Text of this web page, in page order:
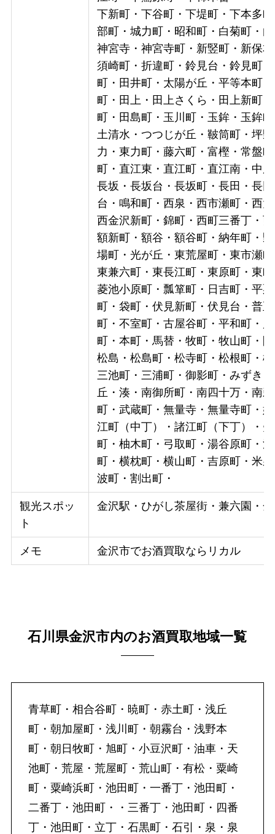
下新町・下谷町・下堤町・下本多
部町・城力町・昭和町・白菊町・
神宮寺・神宮寺町・新竪町・新保
須崎町・折違町・鈴見台・鈴見町
町・田井町・太陽が丘・平等本町
町・田上・田上さくら・田上新町
町・田島町・玉川町・玉鉾・玉鉾
土清水・つつじが丘・鞁筒町・坪
力・東力町・藤六町・富樫・常盤
町・直江東・直江町・直江南・中
長坂・長坂台・長坂町・長田・長
台・鳴和町・西泉・西市瀬町・西
西金沢新町・錦町・西町三番丁・
額新町・額谷・額谷町・納年町・
場町・光が丘・東荒屋町・東市瀬
東兼六町・東長江町・東原町・東
菱池小原町・瓢箪町・日吉町・平
町・袋町・伏見新町・伏見台・普
町・不室町・古屋谷町・平和町・
町・本町・馬替・牧町・牧山町・
松島・松島町・松寺町・松根町・
三池町・三浦町・御影町・みずき
丘・湊・南御所町・南四十万・南
町・武蔵町・無量寺・無量寺町・
江町（中丁）・諸江町（下丁）・
町・柚木町・弓取町・湯谷原町・
町・横枕町・横山町・吉原町・米
波町・割出町・
観光スポッ
ト
金沢駅・ひがし茶屋街・兼六園・
メモ 金沢市でお酒買取ならリカル
石川県金沢市内のお酒買取地域一覧
青草町・相合谷町・暁町・赤土町・浅丘
町・朝加屋町・浅川町・朝霧台・浅野本
町・朝日牧町・旭町・小豆沢町・油車・天
池町・荒屋・荒屋町・荒山町・有松・粟崎
町・粟崎浜町・池田町・一番丁・池田町・
二番丁・池田町・・三番丁・池田町・四番
丁・池田町・立丁・石黒町・石引・泉・泉